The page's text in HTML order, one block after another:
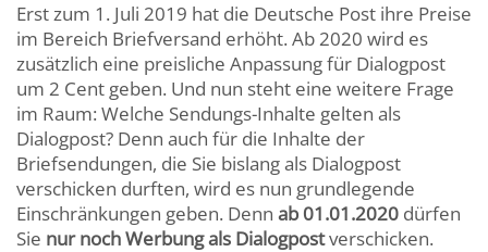
Erst zum 1. Juli 2019 hat die Deutsche Post ihre Preise
im Bereich Briefversand erhöht. Ab 2020 wird es
zusätzlich eine preisliche Anpassung für Dialogpost
um 2 Cent geben. Und nun steht eine weitere Frage
im Raum: Welche Sendungs-Inhalte gelten als
Dialogpost? Denn auch für die Inhalte der
Briefsendungen, die Sie bislang als Dialogpost
verschicken durften, wird es nun grundlegende
Einschränkungen geben. Denn ab 01.01.2020 dürfen
Sie nur noch Werbung als Dialogpostverschicken.